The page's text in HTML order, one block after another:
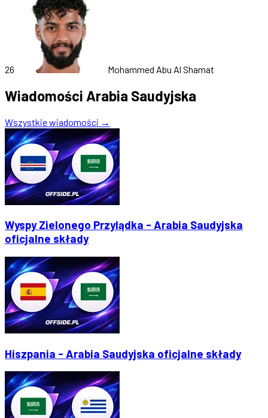
26 Mohammed Abu Al Shamat
Wiadomości Arabia Saudyjska
Wszystkie wiadomości →
Wyspy Zielonego Przylądka - Arabia Saudyjska
oficjalne składy
Hiszpania - Arabia Saudyjska oficjalne składy